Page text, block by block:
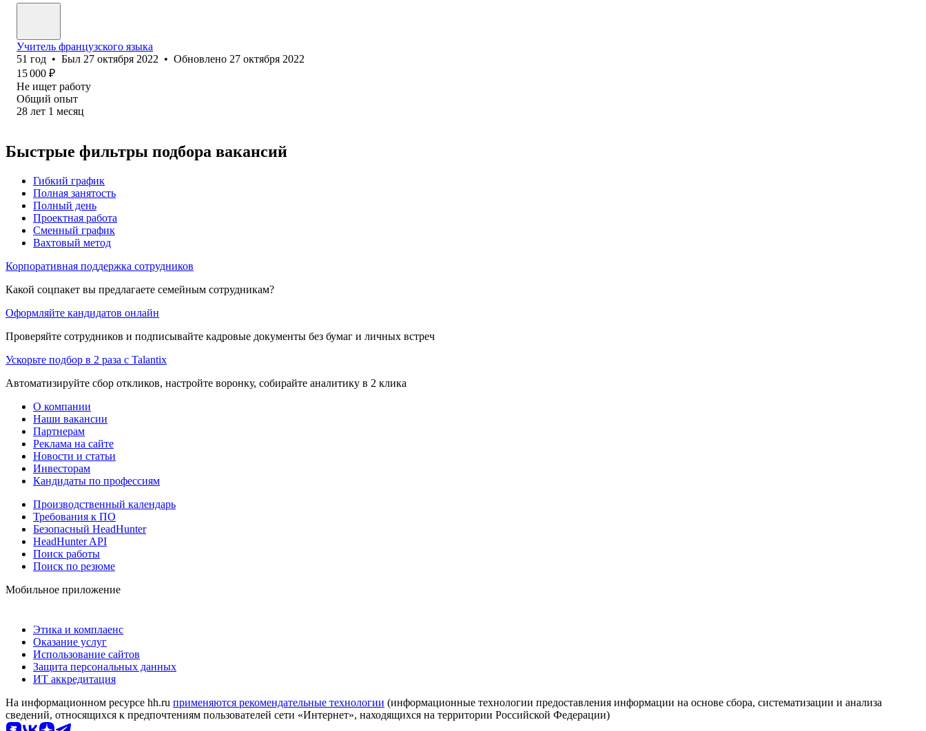
Учитель французского языка
51 год • Был 27 октября 2022 • Обновлено 27 октября 2022
15 000 ₽
Не ищет работу
Общий опыт
28 лет 1 месяц
Быстрые фильтры подбора вакансий
Гибкий график
Полная занятость
Полный день
Проектная работа
Сменный график
Вахтовый метод
Корпоративная поддержка сотрудников
Какой соцпакет вы предлагаете семейным сотрудникам?
Оформляйте кандидатов онлайн
Проверяйте сотрудников и подписывайте кадровые документы без бумаг и личных встреч
Ускорьте подбор в 2 раза с Talantix
Автоматизируйте сбор откликов, настройте воронку, собирайте аналитику в 2 клика
О компании
Наши вакансии
Партнерам
Реклама на сайте
Новости и статьи
Инвесторам
Кандидаты по профессиям
Производственный календарь
Требования к ПО
Безопасный HeadHunter
HeadHunter API
Поиск работы
Поиск по резюме
Мобильное приложение
Этика и комплаенс
Оказание услуг
Использование сайтов
Защита персональных данных
ИТ аккредитация
На информационном ресурсе hh.ru применяются рекомендательные технологии (информационные технологии предоставления информации на основе сбора, систематизации и анализа
сведений, относящихся к предпочтениям пользователей сети «Интернет», находящихся на территории Российской Федерации)